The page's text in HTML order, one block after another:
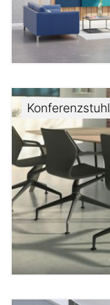
Konferenzstuhl